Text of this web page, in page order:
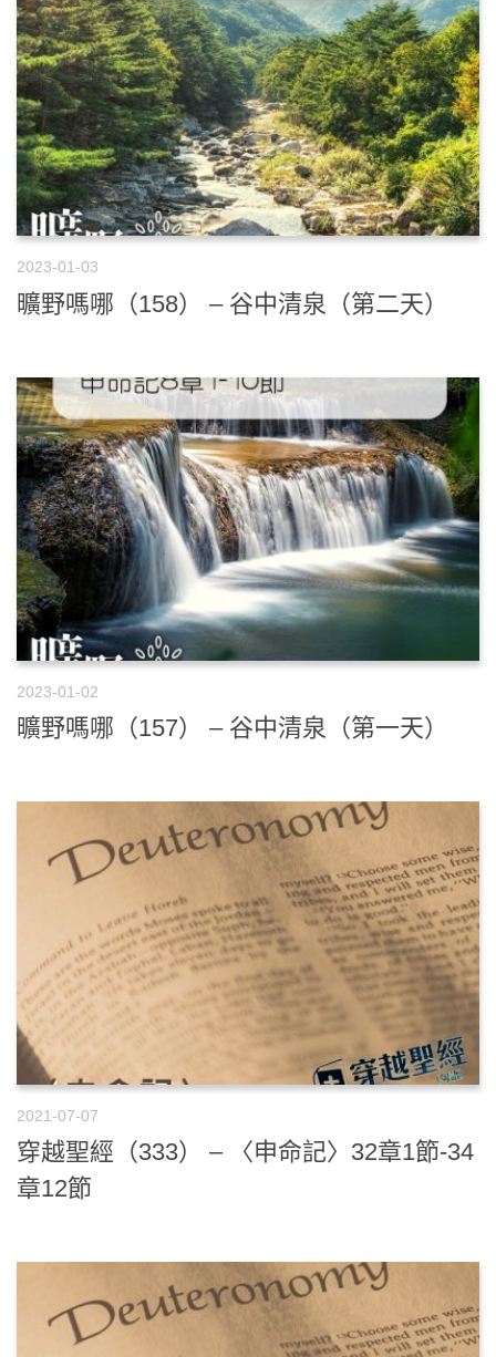
2023-01-03
曠野嗎哪（158） – 谷中清泉（第二天）
2023-01-02
曠野嗎哪（157） – 谷中清泉（第一天）
2021-07-07
穿越聖經（333） – 〈申命記〉32章1節-34
章12節